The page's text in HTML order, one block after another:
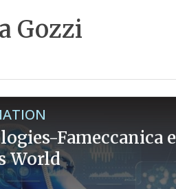
Gozzi
Fameccanica
World